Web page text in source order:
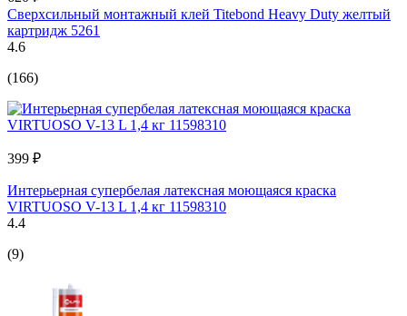
Сверхсильный монтажный клей Titebond Heavy Duty желтый
картридж 5261
4.6
(166)
399 ₽
Интерьерная супербелая латексная моющаяся краска
VIRTUOSO V-13 L 1,4 кг 11598310
4.4
(9)